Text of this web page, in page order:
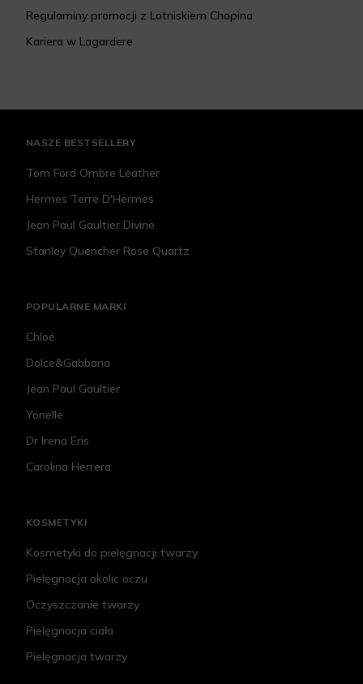
Regulaminy promocji z Lotniskiem Chopina
Kariera w Lagardere
NASZE BESTSELLERY
Tom Ford Ombre Leather
Hermes Terre D'Hermes
Jean Paul Gaultier Divine
Stanley Quencher Rose Quartz
POPULARNE MARKI
Chloé
Dolce&Gabbana
Jean Paul Gaultier
Yonelle
Dr Irena Eris
Carolina Herrera
KOSMETYKI
Kosmetyki do pielęgnacji twarzy
Pielęgnacja okolic oczu
Oczyszczanie twarzy
Pielęgnacja ciała
Pielęgnacja twarzy